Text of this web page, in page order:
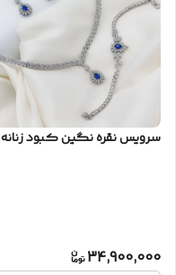
سرویس نقره نگین کبود زنانه
34,900,000